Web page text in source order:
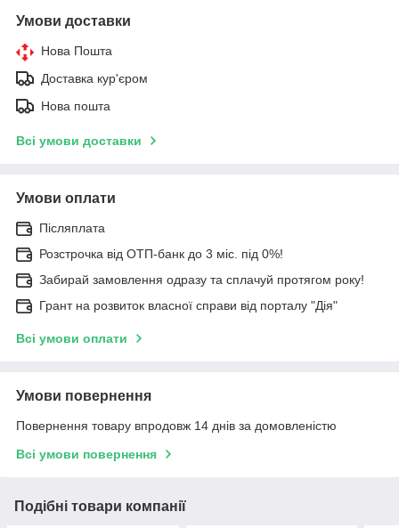
Умови доставки
Нова Пошта
Доставка кур'єром
Нова пошта
Всі умови доставки
Умови оплати
Післяплата
Розстрочка від ОТП-банк до 3 міс. під 0%!
Забирай замовлення одразу та сплачуй протягом року!
Грант на розвиток власної справи від порталу "Дія"
Всі умови оплати
Умови повернення
Повернення товару впродовж 14 днів за домовленістю
Всі умови повернення
Подібні товари компанії